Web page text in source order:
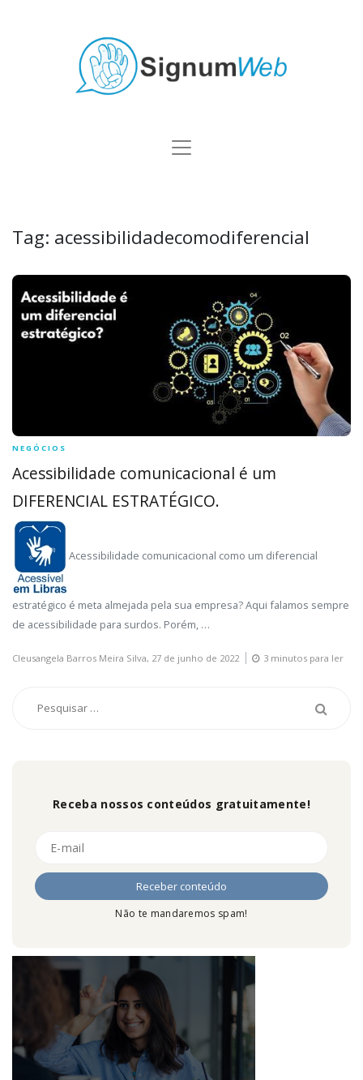
Tag: acessibilidadecomodiferencial
NEGÓCIOS
Acessibilidade comunicacional é um
DIFERENCIAL ESTRATÉGICO.
Acessibilidade comunicacional como um diferencial
estratégico é meta almejada pela sua empresa? Aqui falamos sempre
de acessibilidade para surdos. Porém, …
Cleusangela Barros Meira Silva, 27 de junho de 2022 3 minutos para ler
Receba nossos conteúdos gratuitamente!
Não te mandaremos spam!